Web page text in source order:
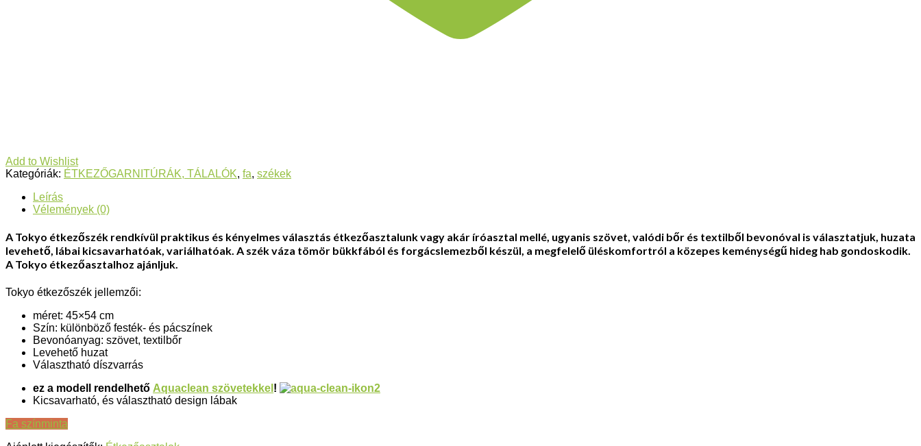
Add to Wishlist
Kategóriák: ÉTKEZŐGARNITÚRÁK, TÁLALÓK, fa, székek
Leírás
Vélemények (0)
A Tokyo étkezőszék rendkívül praktikus és kényelmes választás étkezőasztalunk vagy akár íróasztal mellé, ugyanis szövet, valódi bőr és textilből bevonóval is választatjuk, huzata
levehető, lábai kicsavarhatóak, variálhatóak. A szék váza tömör bükkfából és forgácslemezből készül, a megfelelő üléskomfortról a közepes keménységű hideg hab gondoskodik.
A Tokyo étkezőasztalhoz ajánljuk.
Tokyo étkezőszék jellemzői:
méret: 45×54 cm
Szín: különböző festék- és pácszínek
Bevonóanyag: szövet, textilbőr
Levehető huzat
Választható díszvarrás
ez a modell rendelhető Aquaclean szövetekkel !
Kicsavarható, és választható design lábak
Fa színminta